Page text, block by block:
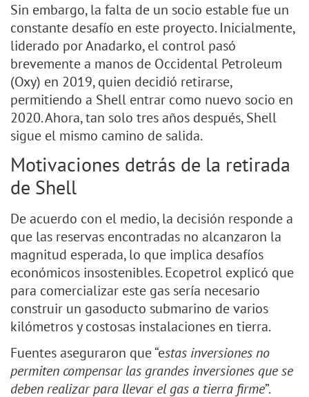
Sin embargo, la falta de un socio estable fue un
constante desafío en este proyecto. Inicialmente,
liderado por Anadarko, el control pasó
brevemente a manos de Occidental Petroleum
(Oxy) en 2019, quien decidió retirarse,
permitiendo a Shell entrar como nuevo socio en
2020. Ahora, tan solo tres años después, Shell
sigue el mismo camino de salida.
Motivaciones detrás de la retirada
de Shell
De acuerdo con el medio, la decisión responde a
que las reservas encontradas no alcanzaron la
magnitud esperada, lo que implica desafíos
económicos insostenibles. Ecopetrol explicó que
para comercializar este gas sería necesario
construir un gasoducto submarino de varios
kilómetros y costosas instalaciones en tierra.
Fuentes aseguraron que “estas inversiones no
permiten compensar las grandes inversiones que se
deben realizar para llevar el gas a tierra firme”.